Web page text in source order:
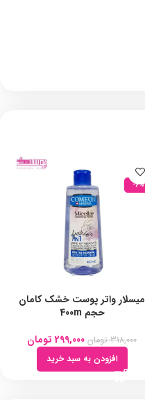
-6%
میسلار واتر پوست خشک کامان
حجم 400m
318,000 تومان 299,000 تومان
افزودن به سبد خرید